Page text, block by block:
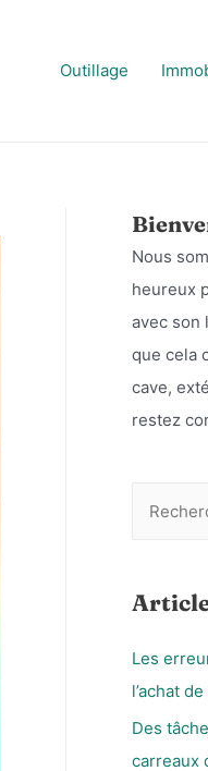
Outillage
Nous
heureux
avec son
que cela
cave,
restez
h
r
c
h
e
Les
l’achat
Des
carreaux